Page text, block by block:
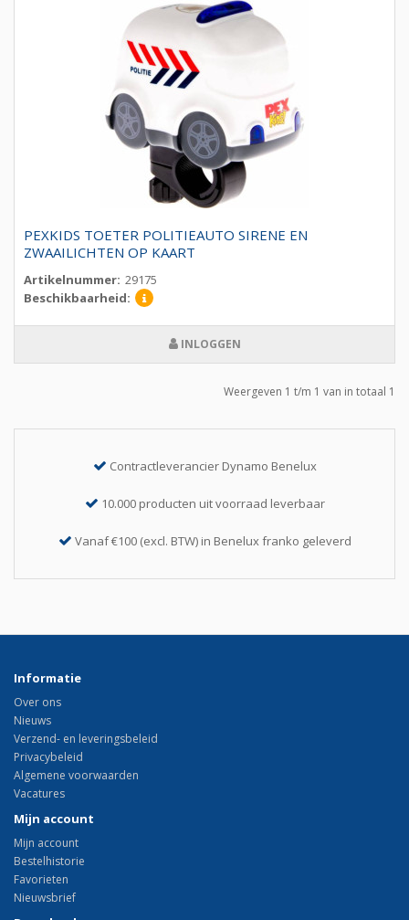
PEXKIDS TOETER POLITIEAUTO SIRENE EN
ZWAAILICHTEN OP KAART
Artikelnummer: 29175
Beschikbaarheid:
INLOGGEN
Weergeven 1 t/m 1 van in totaal 1
Contractleverancier Dynamo Benelux
10.000 producten uit voorraad leverbaar
Vanaf €100 (excl. BTW) in Benelux franko geleverd
Informatie
Over ons
Nieuws
Verzend- en leveringsbeleid
Privacybeleid
Algemene voorwaarden
Vacatures
Mijn account
Mijn account
Bestelhistorie
Favorieten
Nieuwsbrief